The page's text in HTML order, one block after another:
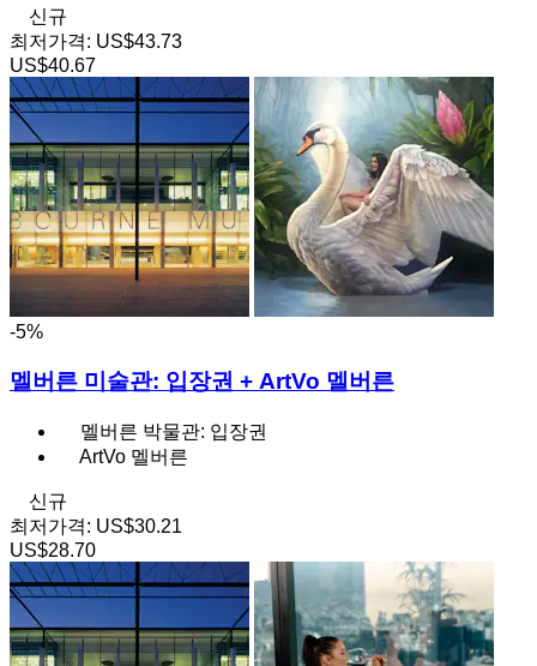
신규
최저가격: US$43.73
US$40.67
-5%
멜버른 미술관: 입장권 + ArtVo 멜버른
멜버른 박물관: 입장권
ArtVo 멜버른
신규
최저가격: US$30.21
US$28.70